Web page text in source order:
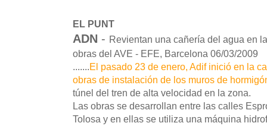
EL PUNT
ADN - Revientan una cañería del agua en
obras del AVE - EFE, Barcelona 06/03/2009
.......El pasado 23 de enero, Adif inició en la
obras de instalación de los muros de
túnel del tren de alta velocidad en la zona.
Las obras se desarrollan entre las calles
Tolosa y en ellas se utiliza una máquina